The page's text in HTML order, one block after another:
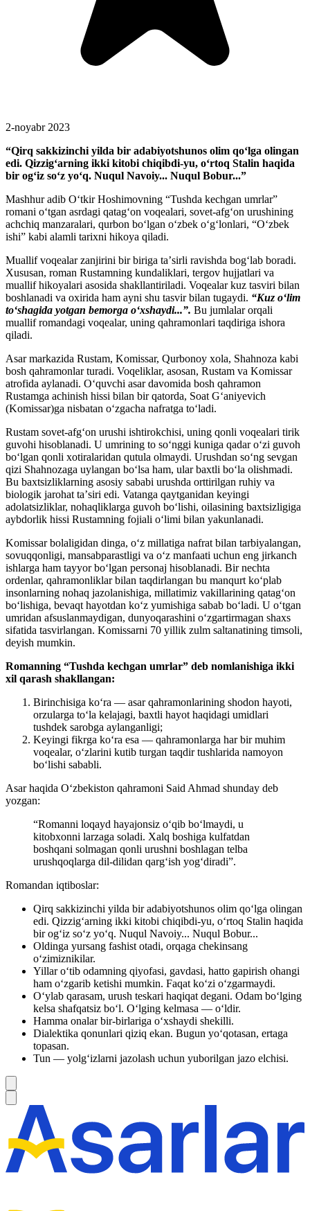
2-noyabr 2023
“Qirq sakkizinchi yilda bir adabiyotshunos olim qoʻlga olingan
edi. Qizzigʻarning ikki kitobi chiqibdi-yu, oʻrtoq Stalin haqida
bir ogʻiz soʻz yoʻq. Nuqul Navoiy... Nuqul Bobur...”
Mashhur adib Oʻtkir Hoshimovning “Tushda kechgan umrlar”
romani oʻtgan asrdagi qatagʻon voqealari, sovet-afgʻon urushining
achchiq manzaralari, qurbon boʻlgan oʻzbek oʻgʻlonlari, “Oʻzbek
ishi” kabi alamli tarixni hikoya qiladi.
Muallif voqealar zanjirini bir biriga taʼsirli ravishda bogʻlab boradi.
Xususan, roman Rustamning kundaliklari, tergov hujjatlari va
muallif hikoyalari asosida shakllantiriladi. Voqealar kuz tasviri bilan
boshlanadi va oxirida ham ayni shu tasvir bilan tugaydi. “Kuz oʻlim
toʻshagida yotgan bemorga oʻxshaydi...”. Bu jumlalar orqali
muallif romandagi voqealar, uning qahramonlari taqdiriga ishora
qiladi.
Asar markazida Rustam, Komissar, Qurbonoy xola, Shahnoza kabi
bosh qahramonlar turadi. Voqeliklar, asosan, Rustam va Komissar
atrofida aylanadi. Oʻquvchi asar davomida bosh qahramon
Rustamga achinish hissi bilan bir qatorda, Soat Gʻaniyevich
(Komissar)ga nisbatan oʻzgacha nafratga toʻladi.
Rustam sovet-afgʻon urushi ishtirokchisi, uning qonli voqealari tirik
guvohi hisoblanadi. U umrining to soʻnggi kuniga qadar oʻzi guvoh
boʻlgan qonli xotiralaridan qutula olmaydi. Urushdan soʻng sevgan
qizi Shahnozaga uylangan boʻlsa ham, ular baxtli boʻla olishmadi.
Bu baxtsizliklarning asosiy sababi urushda orttirilgan ruhiy va
biologik jarohat taʼsiri edi. Vatanga qaytganidan keyingi
adolatsizliklar, nohaqliklarga guvoh boʻlishi, oilasining baxtsizligiga
aybdorlik hissi Rustamning fojiali oʻlimi bilan yakunlanadi.
Komissar bolaligidan dinga, oʻz millatiga nafrat bilan tarbiyalangan,
sovuqqonligi, mansabparastligi va oʻz manfaati uchun eng jirkanch
ishlarga ham tayyor boʻlgan personaj hisoblanadi. Bir nechta
ordenlar, qahramonliklar bilan taqdirlangan bu manqurt koʻplab
insonlarning nohaq jazolanishiga, millatimiz vakillarining qatagʻon
boʻlishiga, bevaqt hayotdan koʻz yumishiga sabab boʻladi. U oʻtgan
umridan afsuslanmaydigan, dunyoqarashini oʻzgartirmagan shaxs
sifatida tasvirlangan. Komissarni 70 yillik zulm saltanatining timsoli,
deyish mumkin.
Romanning “Tushda kechgan umrlar” deb nomlanishiga ikki
xil qarash shakllangan:
Birinchisiga koʻra — asar qahramonlarining shodon hayoti,
orzularga toʻla kelajagi, baxtli hayot haqidagi umidlari
tushdek sarobga aylanganligi;
Keyingi fikrga koʻra esa — qahramonlarga har bir muhim
voqealar, oʻzlarini kutib turgan taqdir tushlarida namoyon
boʻlishi sababli.
Asar haqida Oʻzbekiston qahramoni Said Ahmad shunday deb
yozgan:
“Romanni loqayd hayajonsiz oʻqib boʻlmaydi, u
kitobxonni larzaga soladi. Xalq boshiga kulfatdan
boshqani solmagan qonli urushni boshlagan telba
urushqoqlarga dil-dilidan qargʻish yogʻdiradi”.
Romandan iqtiboslar:
Qirq sakkizinchi yilda bir adabiyotshunos olim qoʻlga olingan
edi. Qizzigʻarning ikki kitobi chiqibdi-yu, oʻrtoq Stalin haqida
bir ogʻiz soʻz yoʻq. Nuqul Navoiy... Nuqul Bobur...
Oldinga yursang fashist otadi, orqaga chekinsang
oʻzimiznikilar.
Yillar oʻtib odamning qiyofasi, gavdasi, hatto gapirish ohangi
ham oʻzgarib ketishi mumkin. Faqat koʻzi oʻzgarmaydi.
Oʻylab qarasam, urush teskari haqiqat degani. Odam boʻlging
kelsa shafqatsiz boʻl. Oʻlging kelmasa — oʻldir.
Hamma onalar bir-birlariga oʻxshaydi shekilli.
Dialektika qonunlari qiziq ekan. Bugun yoʻqotasan, ertaga
topasan.
Tun — yolgʻizlarni jazolash uchun yuborilgan jazo elchisi.